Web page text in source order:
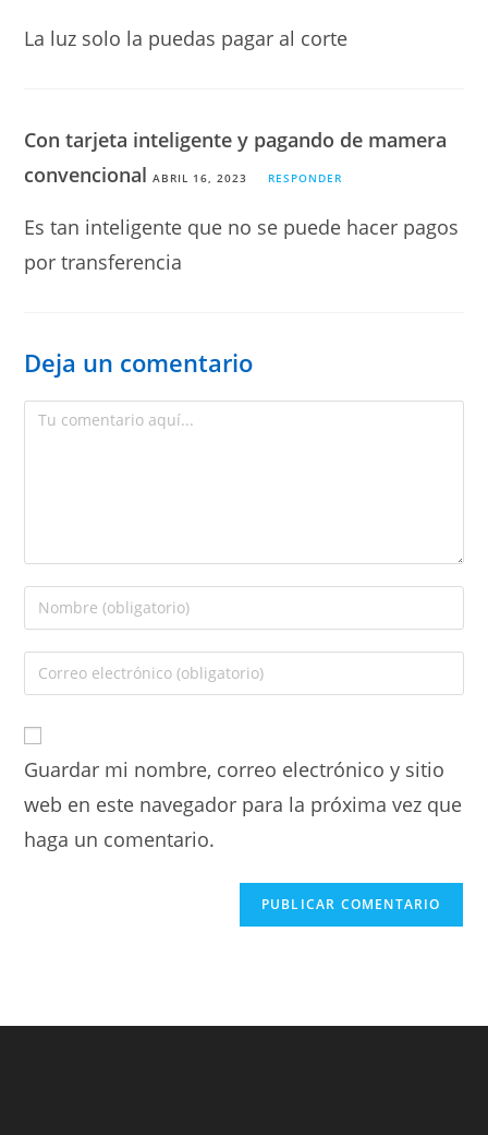
La luz solo la puedas pagar al corte
Con tarjeta inteligente y pagando de mamera
convencionalABRIL 16, 2023 RESPONDER
Es tan inteligente que no se puede hacer pagos
por transferencia
Deja un comentario
Guardar mi nombre, correo electrónico y sitio
web en este navegador para la próxima vez que
haga un comentario.